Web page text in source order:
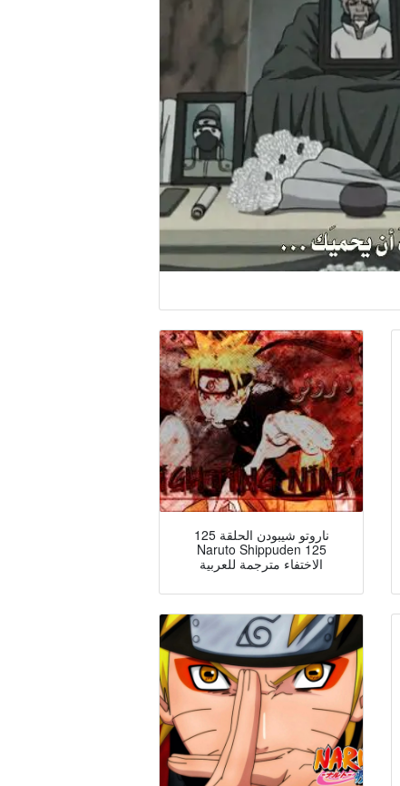
ناروتو شيبودن الحلقة 125
Naruto Shippuden 125
الاختفاء مترجمة للعربية